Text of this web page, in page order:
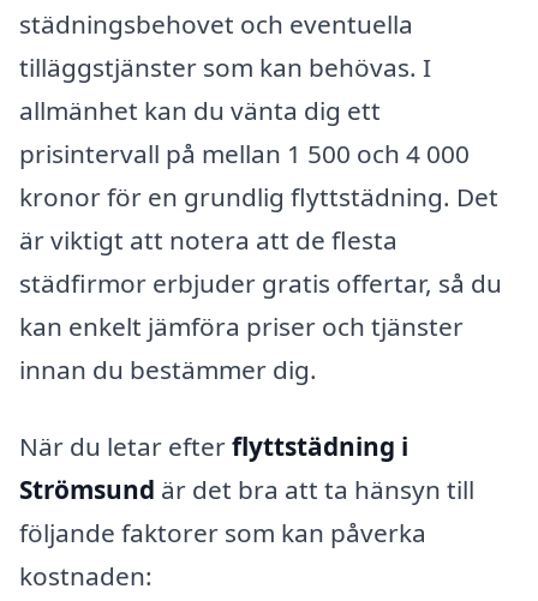
städningsbehovet och eventuella
tilläggstjänster som kan behövas. I
allmänhet kan du vänta dig ett
prisintervall på mellan 1 500 och 4 000
kronor för en grundlig flyttstädning. Det
är viktigt att notera att de flesta
städfirmor erbjuder gratis offertar, så du
kan enkelt jämföra priser och tjänster
innan du bestämmer dig.
När du letar efterflyttstädning i
Strömsund är det bra att ta hänsyn till
följande faktorer som kan påverka
kostnaden: